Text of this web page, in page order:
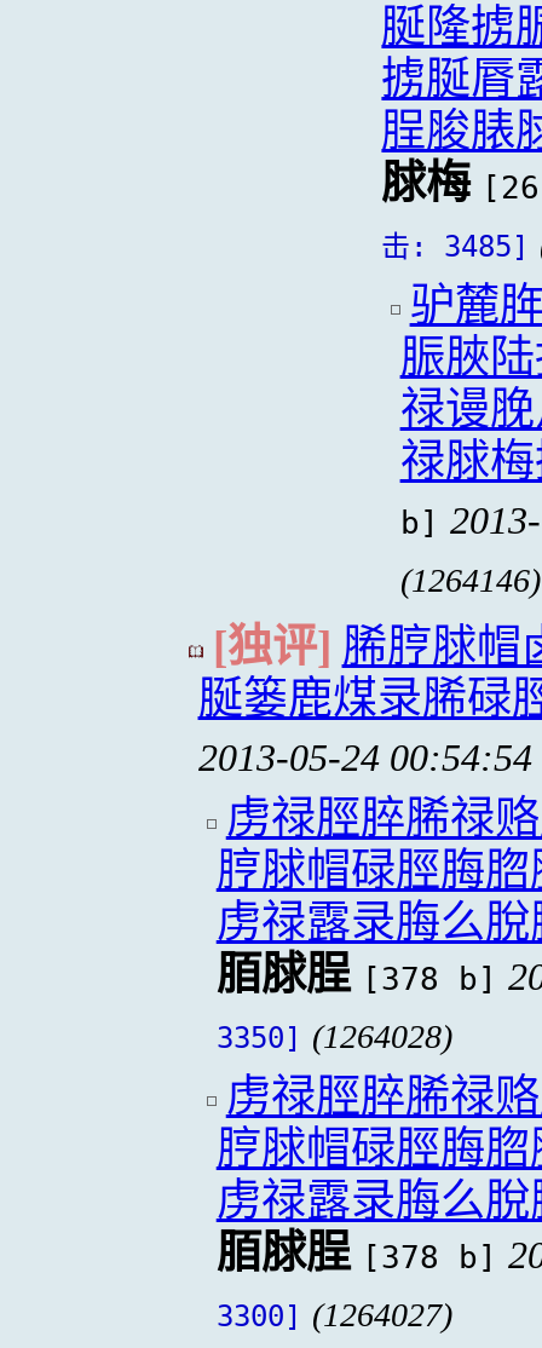
脠隆掳
掳脠脣
脭脧脿
脙梅
击: 3485]
驴麓
脤脥
禄谩
禄脙
b]
(1264146)
[独评] 脪脝脙帽
脠篓鹿煤录脪碌
2013-05-24 00:54:54
虏禄脛脺脪禄
脝脙帽碌脛脢
虏禄露录脢么
脜脙脭 [378 b]
3350] (1264028)
虏禄脛脺脪禄
脝脙帽碌脛脢
虏禄露录脢么
脜脙脭 [378 b]
3300] (1264027)